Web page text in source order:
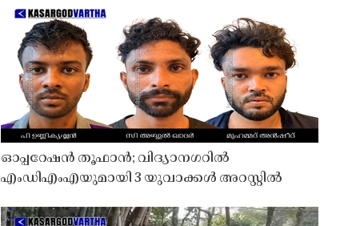
ഓപ്പറേഷൻ തൂഫാൻ; വിദ്യാനഗറിൽ
എംഡിഎംഎയുമായി 3 യുവാക്കൾ അറസ്റ്റിൽ